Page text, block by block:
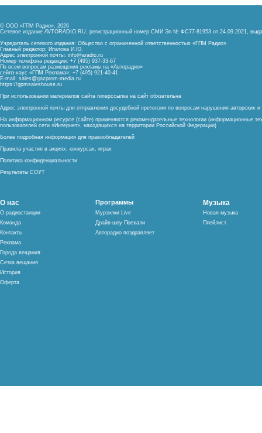
© ООО «ГПМ Радио», 2026
Сетевое издание AVTORADIO.RU, регистрационный номер СМИ Эл № ФС77-81953 от 24.09.2021,
Учредитель сетевого издания: Общество с ограниченной ответственностью «ГПМ Радио»
Главный редактор: Ипатова И.Ю.
Адрес электронной почты: info@aradio.ru
Номер телефона редакции: +7 (495) 937-33-67
По всем вопросам размещения рекламы на «Авторадио»
сейлз-хаус «ГПМ Реклама»: +7 (495) 921-40-41
E-mail: sales@gazprom-media.ru
https://gpmsaleshouse.ru
При использовании материалов сайта гиперссылка на сайт обязательна
Адрес электронной почты для отправления досудебной претензии по вопросам нарушения авторских
На информационном ресурсе (сайте) применяются рекомендательные технологии (информационные
пользователей сети «Интернет», находящихся на территории Российской Федерации)
Более подробная информация для правообладателей
Правила участия в акциях, конкурсах, играх
Политика конфиденциальности
Результаты СОУТ
О нас
О радиостанции
Команда
Контакты
Реклама
Города вещания
Сетка вещания
История
Оферта
Программы
Мурзилки Live
Драйв-шоу Поехали
Авторадио поздравляет
Музыка
Новая музыка
Плейлист